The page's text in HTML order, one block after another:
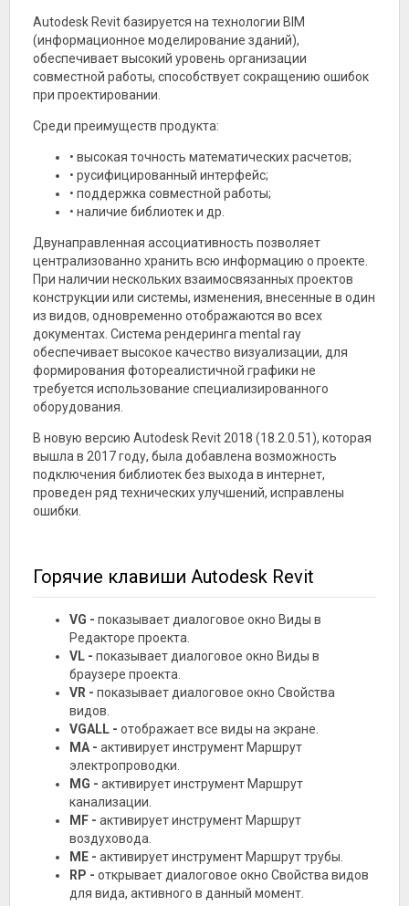
Autodesk Revit базируется на технологии BIM
(информационное моделирование зданий),
обеспечивает высокий уровень организации
совместной работы, способствует сокращению ошибок
при проектировании.
Среди преимуществ продукта:
• высокая точность математических расчетов;
• русифицированный интерфейс;
• поддержка совместной работы;
• наличие библиотек и др.
Двунаправленная ассоциативность позволяет
централизованно хранить всю информацию о проекте.
При наличии нескольких взаимосвязанных проектов
конструкции или системы, изменения, внесенные в один
из видов, одновременно отображаются во всех
документах. Система рендеринга mental ray
обеспечивает высокое качество визуализации, для
формирования фотореалистичной графики не
требуется использование специализированного
оборудования.
В новую версию Autodesk Revit 2018 (18.2.0.51), которая
вышла в 2017 году, была добавлена возможность
подключения библиотек без выхода в интернет,
проведен ряд технических улучшений, исправлены
ошибки.
Горячие клавиши Autodesk Revit
VG - показывает диалоговое окно Виды в
Редакторе проекта.
VL - показывает диалоговое окно Виды в
браузере проекта.
VR - показывает диалоговое окно Свойства
видов.
VGALL - отображает все виды на экране.
MA - активирует инструмент Маршрут
электропроводки.
MG - активирует инструмент Маршрут
канализации.
MF - активирует инструмент Маршрут
воздуховода.
ME - активирует инструмент Маршрут трубы.
RP - открывает диалоговое окно Свойства видов
для вида, активного в данный момент.